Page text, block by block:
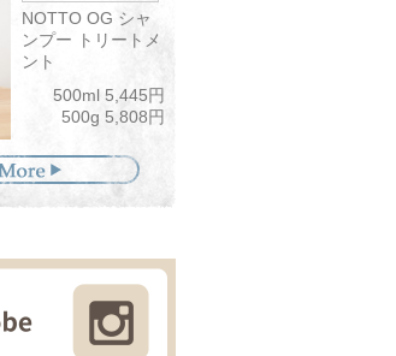
NOTTO OG シャ
ンプー トリートメ
ント
500ml 5,445円
500g 5,808円